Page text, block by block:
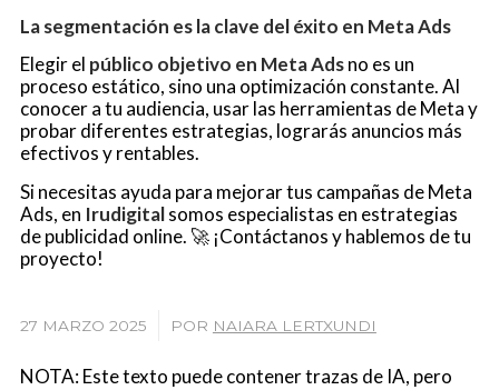
La segmentación es la clave del éxito en Meta Ads
Elegir el público objetivo en Meta Adsno es un
proceso estático, sino una optimización constante. Al
conocer a tu audiencia, usar las herramientas de Meta y
probar diferentes estrategias, lograrás anuncios más
efectivos y rentables.
Si necesitas ayuda para mejorar tus campañas de Meta
Ads, en Irudigitalsomos especialistas en estrategias
de publicidad online. 🚀 ¡Contáctanos y hablemos de tu
proyecto!
27 MARZO 2025
/ POR NAIARA LERTXUNDI
NOTA: Este texto puede contener trazas de IA, pero